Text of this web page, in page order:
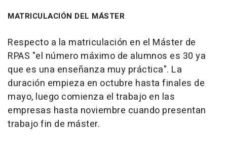
MATRICULACIÓN DEL MÁSTER
Respecto a la matriculación en el Máster de
RPAS "el número máximo de alumnos es 30 ya
que es una enseñanza muy práctica". La
duración empieza en octubre hasta finales de
mayo, luego comienza el trabajo en las
empresas hasta noviembre cuando presentan
trabajo fin de máster.